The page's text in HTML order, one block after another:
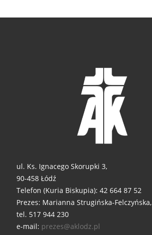
ul. Ks. Ignacego Skorupki 3,
90-458 Łódź
Telefon (Kuria Biskupia): 42 664 87 52
Prezes: Marianna Strugińska-Felczyńska,
tel. 517 944 230
e-mail: prezes@aklodz.pl